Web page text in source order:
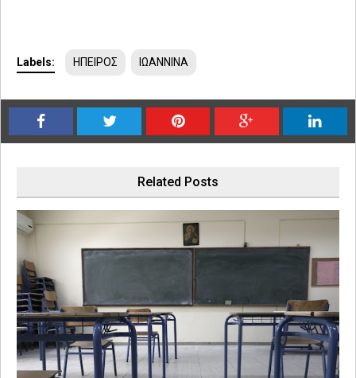
Labels: ΗΠΕΙΡΟΣ ΙΩΑΝΝΙΝΑ
Related Posts